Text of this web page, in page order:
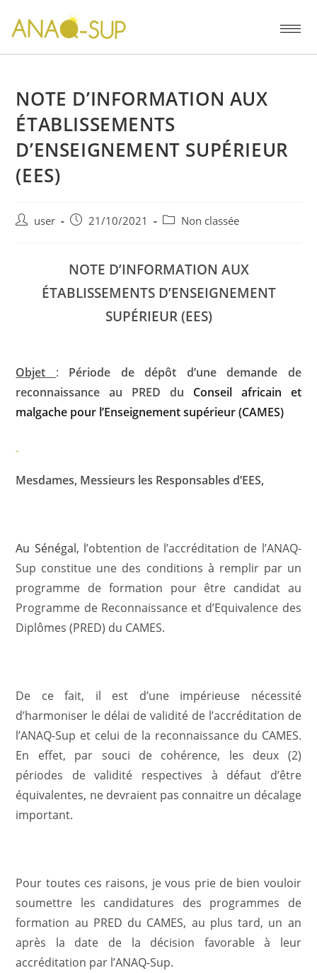
NOTE D’INFORMATION AUX
ÉTABLISSEMENTS
D’ENSEIGNEMENT SUPÉRIEUR
(EES)
user 21/10/2021 Non classée
NOTE D’INFORMATION AUX
ÉTABLISSEMENTS D’ENSEIGNEMENT
SUPÉRIEUR (EES)
Objet : Période de dépôt d’une demande de
reconnaissance au PRED du Conseil africain et
malgache pour l’Enseignement supérieur (CAMES)
Mesdames, Messieurs les Responsables d’EES,
Au Sénégal, l’obtention de l’accréditation de l’ANAQ-
Sup constitue une des conditions à remplir par un
programme de formation pour être candidat au
Programme de Reconnaissance et d’Equivalence des
Diplômes (PRED) du CAMES.
De ce fait, il est d’une impérieuse nécessité
d’harmoniser le délai de validité de l’accréditation de
l’ANAQ-Sup et celui de la reconnaissance du CAMES.
En effet, par souci de cohérence, les deux (2)
périodes de validité respectives à défaut d’être
équivalentes, ne devraient pas connaitre un décalage
important.
Pour toutes ces raisons, je vous prie de bien vouloir
soumettre les candidatures des programmes de
formation au PRED du CAMES, au plus tard, un an
après la date de la décision favorable à leur
accréditation par l’ANAQ-Sup.